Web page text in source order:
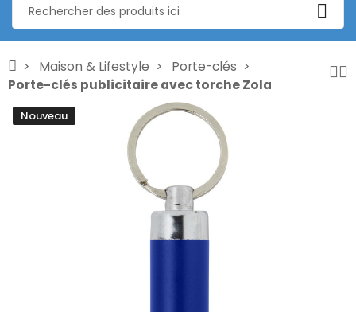
Maison & Lifestyle
Porte-clés
Porte-clés publicitaire avec torche Zola
Nouveau